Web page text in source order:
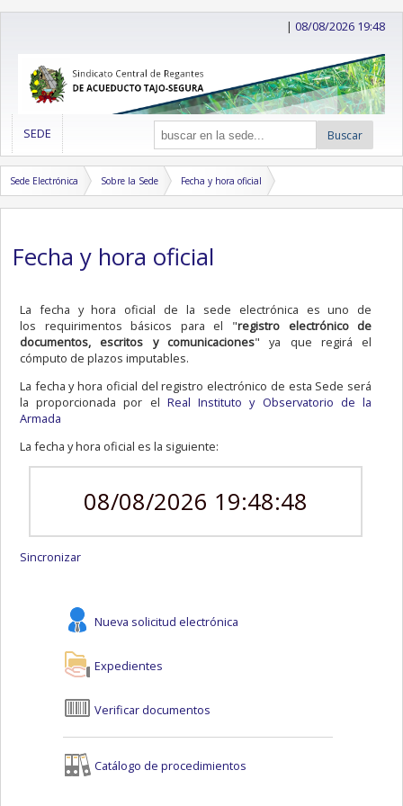
|08/08/2026 19:48
SEDE Buscar
Sede Electrónica Sobre la Sede Fecha y hora oficial
Fecha y hora oficial
La fecha y hora oficial de la sede electrónica es uno de
los requirimentos básicos para el "registro electrónico de
documentos, escritos y comunicaciones" ya que regirá el
cómputo de plazos imputables.
La fecha y hora oficial del registro electrónico de esta Sede será
la proporcionada por el Real Instituto y Observatorio de la
Armada
La fecha y hora oficial es la siguiente:
08/08/2026 19:48:48
Sincronizar
Nueva solicitud electrónica
Expedientes
Verificar documentos
Catálogo de procedimientos